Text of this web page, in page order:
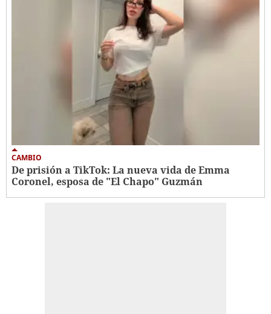
CAMBIO
De prisión a TikTok: La nueva vida de Emma
Coronel, esposa de "El Chapo" Guzmán